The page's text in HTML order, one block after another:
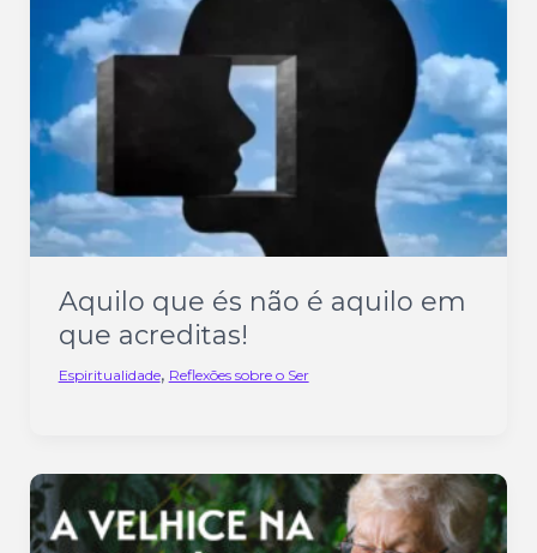
Aquilo que és não é aquilo em
que acreditas!
Espiritualidade, Reflexões sobre o Ser